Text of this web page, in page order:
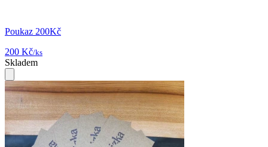
Poukaz 200Kč
200 Kč/ks
Skladem